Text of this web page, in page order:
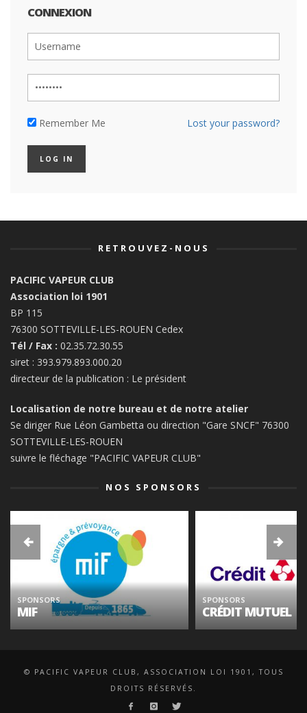
CONNEXION
Remember Me Lost your password?
RETROUVEZ-NOUS
PACIFIC VAPEUR CLUB
Association loi 1901
BP 115
76300 SOTTEVILLE-LES-ROUEN Cedex
Tél / Fax : 02.35.72.30.55
siret : 393.979.893.000.20
directeur de la publication : Le président
Localisation de notre bureau et de notre atelier
Se diriger Rue Léon Gambetta ou direction "Gare SNCF" 76300
SOTTEVILLE-LES-ROUEN
suivre le fléchage "PACIFIC VAPEUR CLUB"
NOS SPONSORS
SPONSORS
MIF
SPONSORS
CRÉDIT MUTUEL
© PACIFIC VAPEUR CLUB, ASSOCIATION LOI 1901, TOUS
DROITS RÉSERVÉS.